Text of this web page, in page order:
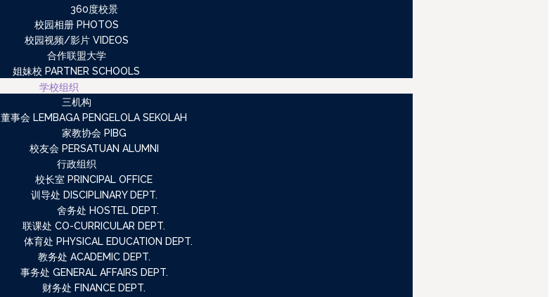
360度校景
校园相册 PHOTOS
校园视频/影片 VIDEOS
合作联盟大学
姐妹校 PARTNER SCHOOLS
学校组织
三机构
董事会 LEMBAGA PENGELOLA SEKOLAH
家教协会 PIBG
校友会 PERSATUAN ALUMNI
行政组织
校长室 PRINCIPAL OFFICE
训导处 DISCIPLINARY DEPT.
舍务处 HOSTEL DEPT.
联课处 CO-CURRICULAR DEPT.
体育处 PHYSICAL EDUCATION DEPT.
教务处 ACADEMIC DEPT.
事务处 GENERAL AFFAIRS DEPT.
财务处 FINANCE DEPT.